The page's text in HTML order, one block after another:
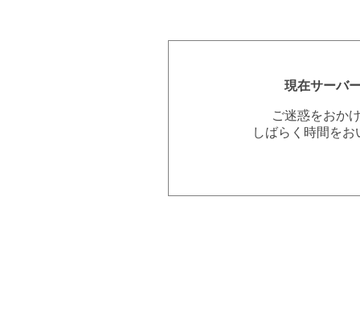
現在サーバ
ご迷惑をおか
しばらく時間を